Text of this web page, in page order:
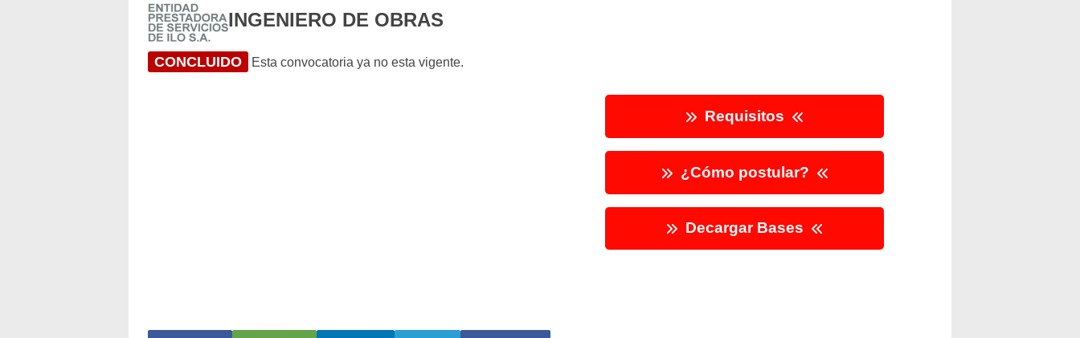
INGENIERO DE OBRAS
CONCLUIDO Esta convocatoria ya no esta vigente.
Requisitos
¿Cómo postular?
Decargar Bases